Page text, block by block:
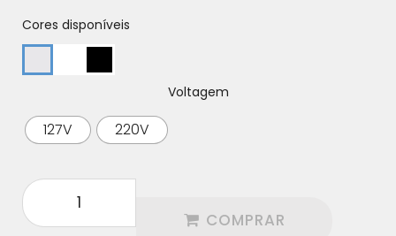
Cores disponíveis
Voltagem
127V 220V
COMPRAR